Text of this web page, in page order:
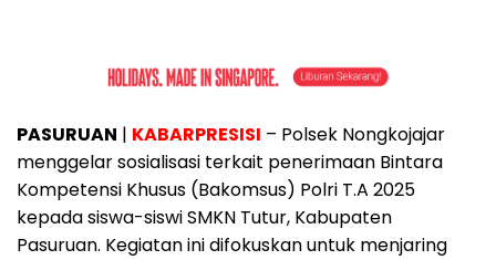
PASURUAN | KABARPRESISI – Polsek Nongkojajar
menggelar sosialisasi terkait penerimaan Bintara
Kompetensi Khusus (Bakomsus) Polri T.A 2025
kepada siswa-siswi SMKN Tutur, Kabupaten
Pasuruan. Kegiatan ini difokuskan untuk menjaring